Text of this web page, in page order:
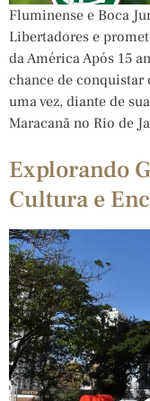
Fluminense e Boca
Libertadores e
da América Após 15
chance de
uma vez, diante de
Maracanã no Rio de
Explorando
Cultura e